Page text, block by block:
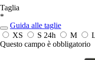
Taglia
*
Guida alle taglie
XS
S 24h M
Questo campo è obbligatorio